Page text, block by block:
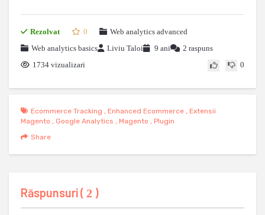
Rezolvat 0
Web analytics advanced
Web analytics basics
Liviu Taloi 9 ani
2 raspuns
1734 vizualizari
0
Ecommerce Tracking , Enhanced Ecommerce , Extensii
Magento , Google Analytics , Magento , Plugin
Share
Răspunsuri ( 2 )